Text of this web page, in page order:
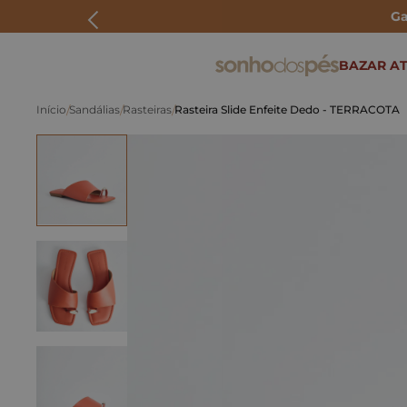
BAZAR
Sandálias Rasteiras Rasteira Slide Enfeite Dedo - TERRACOTA